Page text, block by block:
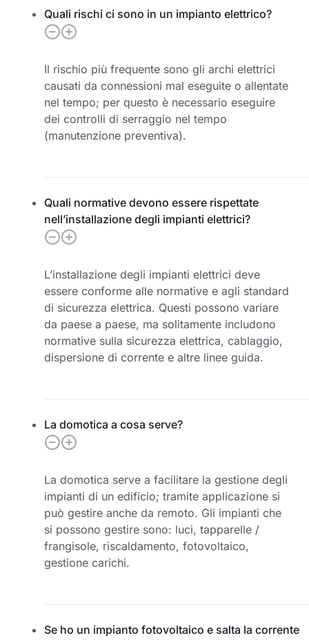
Quali rischi ci sono in un impianto elettrico?
Il rischio più frequente sono gli archi elettrici
causati da connessioni mal eseguite o allentate
nel tempo; per questo è necessario eseguire
dei controlli di serraggio nel tempo
(manutenzione preventiva).
Quali normative devono essere rispettate
nell’installazione degli impianti elettrici?
L’installazione degli impianti elettrici deve
essere conforme alle normative e agli standard
di sicurezza elettrica. Questi possono variare
da paese a paese, ma solitamente includono
normative sulla sicurezza elettrica, cablaggio,
dispersione di corrente e altre linee guida.
La domotica a cosa serve?
La domotica serve a facilitare la gestione degli
impianti di un edificio; tramite applicazione si
può gestire anche da remoto. Gli impianti che
si possono gestire sono: luci, tapparelle /
frangisole, riscaldamento, fotovoltaico,
gestione carichi.
Se ho un impianto fotovoltaico e salta la corrente